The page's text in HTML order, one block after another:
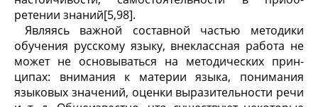
ретении знаний[5,98].
Являясь важной со­ставной частью методики
обучения русскому языку, внекласс­ная работа не
может не основываться на методических прин­
ципах: внимания к материи языка, понимания
языковых значений, оценки выразительности речи